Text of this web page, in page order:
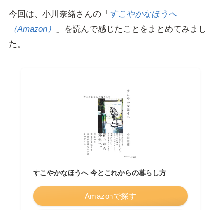
今回は、小川奈緒さんの「 すこやかなほうへ
（Amazon）
」を読んで感じたことをまとめてみまし
た。
すこやかなほうへ 今とこれからの暮らし方
Amazonで探す